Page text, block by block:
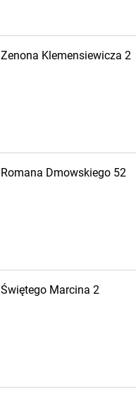
Zenona Klemensiewicza 2
Romana Dmowskiego 52
Świętego Marcina 2